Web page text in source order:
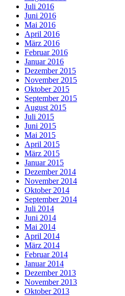
Juli 2016
Juni 2016
Mai 2016
April 2016
März 2016
Februar 2016
Januar 2016
Dezember 2015
November 2015
Oktober 2015
September 2015
August 2015
Juli 2015
Juni 2015
Mai 2015
April 2015
März 2015
Januar 2015
Dezember 2014
November 2014
Oktober 2014
September 2014
Juli 2014
Juni 2014
Mai 2014
April 2014
März 2014
Februar 2014
Januar 2014
Dezember 2013
November 2013
Oktober 2013